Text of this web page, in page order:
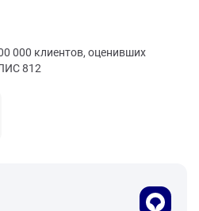
000 клиентов, оценивших
812